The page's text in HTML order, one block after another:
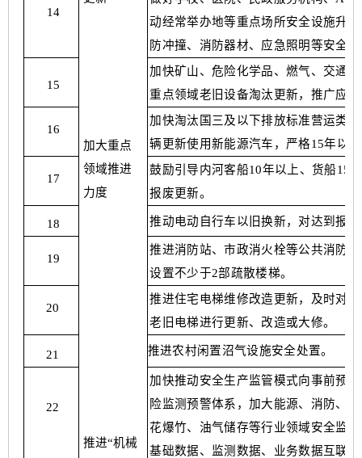
14
动经常举办地等重点场所安全设施升
防冲撞、消防器材、应急照明等安全
15
加大重点
领域推进
力度
加快矿山、危险化学品、燃气、交通
重点领域老旧设备淘汰更新，推广应
16
加快淘汰国三及以下排放标准营运类
辆更新使用新能源汽车，严格15年以
17
鼓励引导内河客船10年以上、货船15
报废更新。
18 推动电动自行车以旧换新，对达到报
19
推进消防站、市政消火栓等公共消防
设置不少于2部疏散楼梯。
20
推进住宅电梯维修改造更新，及时对
老旧电梯进行更新、改造或大修。
21 推进农村闲置沼气设施安全处置。
22
推进“机械
加快推动安全生产监管模式向事前预
险监测预警体系，加大能源、消防、
花爆竹、油气储存等行业领域安全监
基础数据、监测数据、业务数据互联